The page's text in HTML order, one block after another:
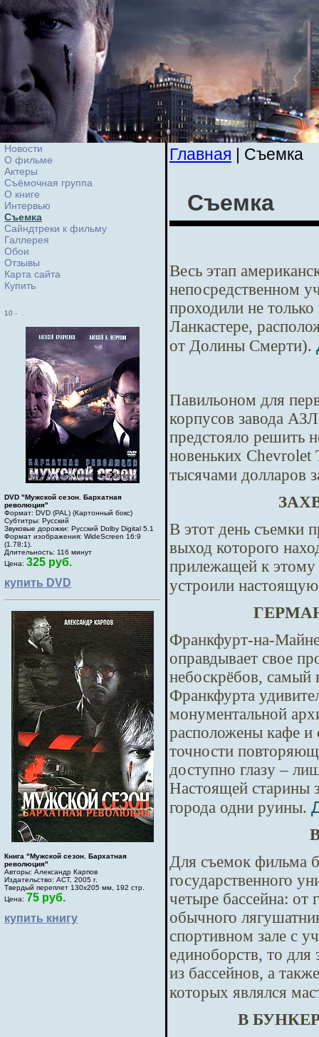
Новости
О фильме
Актеры
Съёмочная группа
О книге
Интервью
Cъемка
Сайндтреки к фильму
Галлерея
Обои
Отзывы
Карта сайта
Купить
10 -
DVD "Мужской сезон. Бархатная
революция"
Формат: DVD (PAL) (Картонный бокс)
Субтитры: Русский
Звуковые дорожки: Русский Dolby Digital 5.1
Формат изображения: WideScreen 16:9
(1.78:1).
Длительность: 116 минут
Цена: 325 руб.
купить DVD
Книга "Мужской сезон. Бархатная
революция"
Авторы: Александр Карпов
Издательство: АСТ, 2005 г.
Твердый переплет 130х205 мм, 192 стр.
Цена: 75 руб.
купить книгу
Главная | Cъемка
Cъемка
Весь этап
непосредственном
проходили не
Ланкастере,
от Долины Смерти).
Павильоном для
корпусов завода
предстояло решить
новеньких Chevrolet
тысячами долларов
В этот день съемки
выход которого
прилежащей к этому
устроили
Франкфурт-на-
оправдывает свое
небоскрёбов, самый
Франкфурта
монументальной
расположены кафе и
точности
доступно глазу –
Настоящей старины
города одни руины.
Для съемок фильма
государственного
четыре бассейна: от
обычного
спортивном зале с
единоборств, то
из бассейнов, а
которых являлся
В